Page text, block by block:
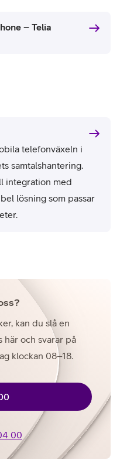
– Telia
telefonväxeln i
samtalshantering.
integration med
lösning som passar
kan du slå en
här och svarar på
klockan 08–18.
00